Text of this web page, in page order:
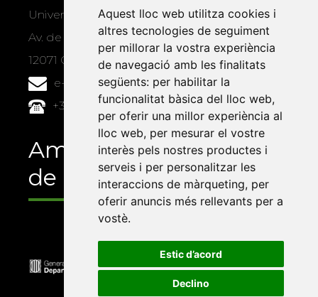
Aquest lloc web utilitza cookies i
altres tecnologies de seguiment
per millorar la vostra experiència
de navegació amb les finalitats
següents: per habilitar la
funcionalitat bàsica del lloc web,
per oferir una millor experiència al
lloc web, per mesurar el vostre
interès pels nostres productes i
serveis i per personalitzar les
interaccions de màrqueting, per
oferir anuncis més rellevants per a
vostè.
Estic d’acord
Declino
Universitat Jaume I, local 10
Av. de Vicent Sos Baynat, s/n
12071 Castelló de la Plana
e-buc@vives.org
+34 964 72 89 93
Amb el suport
de